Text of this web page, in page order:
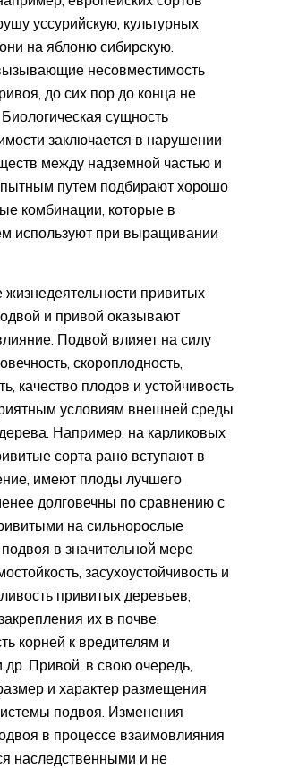
уссурийскую, культурных
на яблоню сибирскую.
несовмес­тимость
до сих пор до конца не
сущность
заключается в нарушении
между надземной частью и
путем подбирают хорошо
комбинации, которые в
используют при выращивании
жизнедеятельности привитых
и привой оказывают
Подвой влияет на силу
скороплодность,
качество плодов и устойчивость
условиям внешней среды
Например, на карликовых
сорта рано вступают в
имеют плоды лучшего
долговечны по сравнению с
на силь­норослые
в значительной мере
засухоустойчивость и
привитых де­ревьев,
их в почве,
корней к вредителям и
др. Привой, в свою очередь,
и характер размещения
подвоя. Измене­ния
в процессе взаимовлияния
на­следственными и не